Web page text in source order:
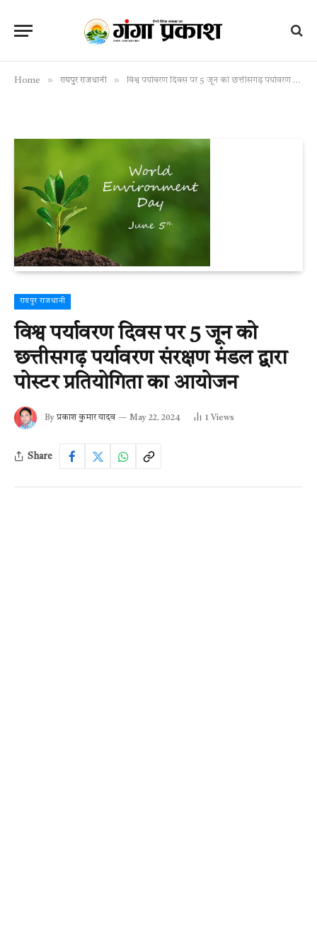
Home » रायपुर राजधानी » विश्व पर्यावरण दिवस पर 5 जून को छत्तीसगढ़ पर्यावरण संरक्षण मंडल द्वारा पोस्टर प्रतियोगिता का आयोजन
रायपुर राजधानी
विश्व पर्यावरण दिवस पर 5 जून को
छत्तीसगढ़ पर्यावरण संरक्षण मंडल द्वारा
पोस्टर प्रतियोगिता का आयोजन
By प्रकाश कुमार यादव May 22, 2024 1 Views
Share